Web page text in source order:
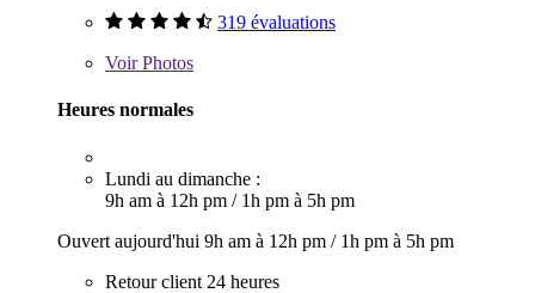
319 évaluations
VoirPhotos
Heures normales
Lundi au dimanche :
9h am à 12h pm / 1h pm à 5h pm
Ouvert aujourd'hui 9h am à 12h pm / 1h pm à 5h pm
Retour client 24 heures